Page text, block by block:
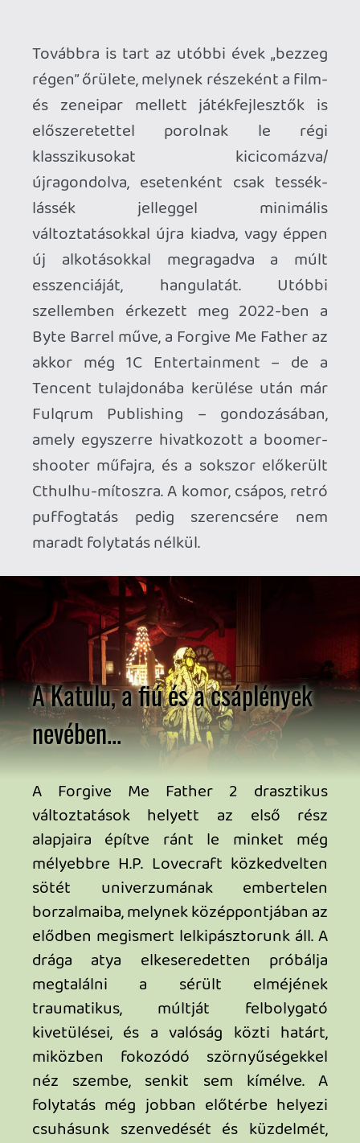
Tencent tulajdonába kerülése után már
Fulqrum Publishing – gondozásában,
amely egyszerre hivatkozott a boomer-
shooter műfajra, és a sokszor előkerült
Cthulhu-mítoszra. A komor, csápos, retró
puffogtatás pedig szerencsére nem
maradt folytatás nélkül.
A Katulu, a fiú és a csáplények
nevében...
A Forgive Me Father 2 drasztikus
változtatások helyett az első rész
alapjaira építve ránt le minket még
mélyebbre H.P. Lovecraft közkedvelten
sötét univerzumának embertelen
borzalmaiba, melynek középpontjában az
elődben megismert lelkipásztorunk áll. A
drága atya elkeseredetten próbálja
megtalálni a sérült elméjének
traumatikus, múltját felbolygató
kivetülései, és a valóság közti határt,
miközben fokozódó szörnyűségekkel
néz szembe, senkit sem kímélve. A
folytatás még jobban előtérbe helyezi
csuhásunk szenvedését és küzdelmét,
néhol apróbb, máskor szembetűnőbb
megoldásokkal, no meg persze rengeteg
akcióval körítve.
Mindez ismét igazán sajátos,
képregényeket idéző stílusban tárul
elénk, amit az első részhez képest
ráadásul sikerült apróbb
finomhangolásokkal még látványosabbá
tennie a Byte Barrel csapatának, a
környezettől kezdve az ellenfelekig, és az
olykor zúzós, máskor sejtelmes zenei
aláfestés is sokat dob az élményen. A bő
két tucat pályát felvonultató Forgive Me
Father 2 minden tekintetben hozza a
régi idők lövöldéinek hangulatát
lovecrafti tálalásban, legyen szó a
pályatervekről vagy épp a játékmenetről
– akárcsak elődje. A kezdetben talán kissé
sablonosnak tűnő kés-revolver
repertoárunk fokozatosan bővül ki egyre
pusztítóbb és okkultabb masinériákkal,
amikkel igazi bűnös élvezet ritkítani a
nem éppen barátságos rabruhás
agymosottakat, szektásokat és groteszk
lényeket, no meg pontot tenni a
főellenfelek rémuralmának végére. Ha ez
nem lenne elég, a golyórengeteg mellett